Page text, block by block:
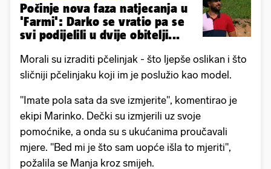
Počinje nova faza natjecanja u
'Farmi': Darko se vratio pa se
svi podijelili u dvije obitelji...
Morali su izraditi pčelinjak - što ljepše oslikan i što
sličniji pčelinjaku koji im je poslužio kao model.
"Imate pola sata da sve izmjerite", komentirao je
ekipi Marinko. Dečki su izmjerili uz svoje
pomoćnike, a onda su s ukućanima proučavali
mjere. "Bed mi je što sam uopće išla to mjeriti",
požalila se Manja kroz smijeh.